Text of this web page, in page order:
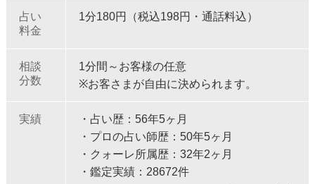
占い
料金
1分180円（税込198円・通話料込）
相談
分数
1分間～お客様の任意
※お客さまが自由に決められます。
実績
・占い歴：56年5ヶ月
・プロの占い師歴：50年5ヶ月
・クォーレ所属歴：32年2ヶ月
・鑑定実績：28672件